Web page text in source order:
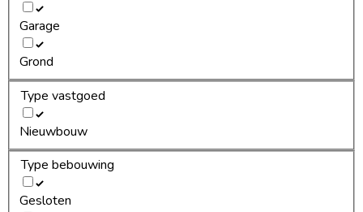
Garage
Grond
Type vastgoed
Nieuwbouw
Type bebouwing
Gesloten